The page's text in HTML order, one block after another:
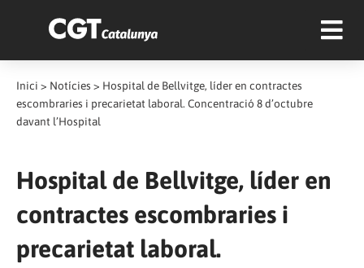
Inici > Notícies > Hospital de Bellvitge, líder en contractes
escombraries i precarietat laboral. Concentració 8 d’octubre
davant l’Hospital
Hospital de Bellvitge, líder en
contractes escombraries i
precarietat laboral.